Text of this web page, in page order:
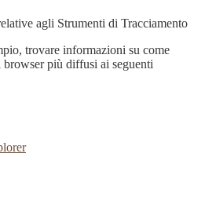
agli Strumenti di Tracciamento
trovare informazioni su come
più diffusi ai seguenti